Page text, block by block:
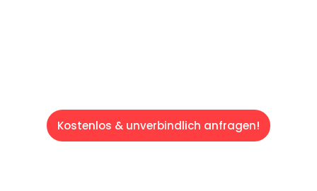
Kostenlos & unverbindlich anfragen!